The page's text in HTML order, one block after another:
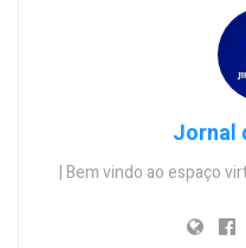
Jornal
| Bem vindo ao espaço